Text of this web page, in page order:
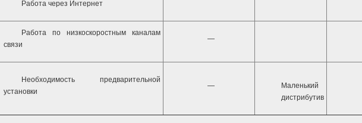
Работа через Интернет
Работа по низкоскоростным каналам
связи
—
Необходимость предварительной
установки
—
Маленький
дистрибутив